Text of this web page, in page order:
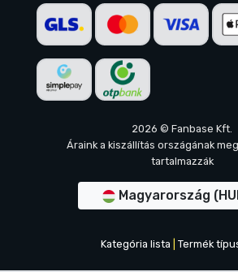
2026 © Fanbase Kft.
Áraink a kiszállítás országának
tartalmazzák
Magyarország
Kategória lista Termék